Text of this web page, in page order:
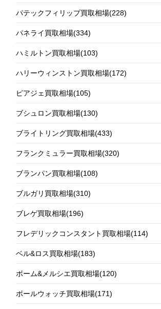
パテックフィリップ買取相場(228)
パネライ買取相場(334)
ハミルトン買取相場(103)
ハリーウィンストン買取相場(172)
ピアジェ買取相場(105)
ブシュロン買取相場(130)
ブライトリング買取相場(433)
フランクミュラー買取相場(320)
ブランパン買取相場(108)
ブルガリ買取相場(310)
ブレゲ買取相場(196)
フレデリックコンスタント買取相場(114)
ベル&ロス買取相場(183)
ボーム&メルシエ買取相場(120)
ボールウォッチ買取相場(171)